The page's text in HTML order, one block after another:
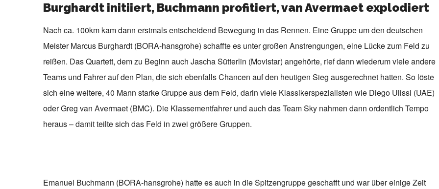
Burghardt initiiert, Buchmann profitiert, van Avermaet explodiert
Nach ca. 100km kam dann erstmals entscheidend Bewegung in das Rennen. Eine Gruppe um den deutschen
Meister Marcus Burghardt (BORA-hansgrohe) schaffte es unter großen Anstrengungen, eine Lücke zum Feld zu
reißen. Das Quartett, dem zu Beginn auch Jascha Sütterlin (Movistar) angehörte, rief dann wiederum viele andere
Teams und Fahrer auf den Plan, die sich ebenfalls Chancen auf den heutigen Sieg ausgerechnet hatten. So löste
sich eine weitere, 40 Mann starke Gruppe aus dem Feld, darin viele Klassikerspezialisten wie Diego Ulissi (UAE)
oder Greg van Avermaet (BMC). Die Klassementfahrer und auch das Team Sky nahmen dann ordentlich Tempo
heraus – damit teilte sich das Feld in zwei größere Gruppen.
Emanuel Buchmann (BORA-hansgrohe) hatte es auch in die Spitzengruppe geschafft und war über einige Zeit